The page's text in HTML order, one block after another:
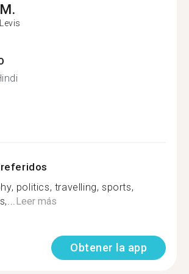
M.
Levis
politics, travelling, sports,
Leer más
Obtener la app